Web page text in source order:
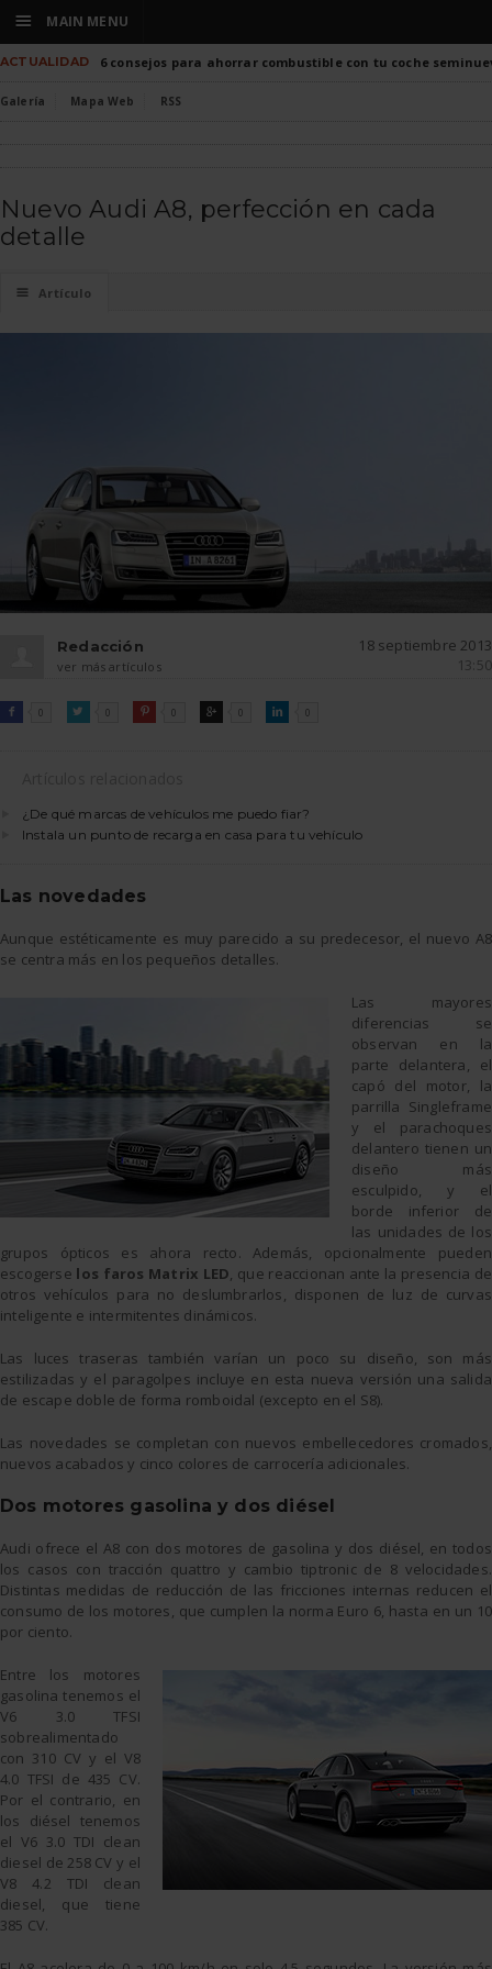
ACTUALIDAD 6 consejos para ahorrar combustible con tu coche
Galería Mapa Web RSS
Nuevo Audi A8, perfección en cada
detalle
☰ Artículo
Redacción
ver más artículos
18 septiembre 2013
13:50

FACEBOOK
0 
TWITTER0 
PINTEREST
0 
GOOGLE0 
LINKEDIN
0
¿De qué marcas de vehículos me puedo fiar?
Instala un punto de recarga en casa para tu vehículo
Las novedades
Aunque estéticamente es muy parecido a su predecesor, el nuevo A8
se centra más en los pequeños detalles.
Las mayores
diferencias se
observan en la
parte delantera, el
capó del motor, la
parrilla Singleframe
y el parachoques
delantero tienen un
diseño más
esculpido, y el
borde inferior de
las unidades de los
grupos ópticos es ahora recto. Además, opcionalmente pueden
escogerse los faros Matrix LED , que reaccionan ante la presencia de
otros vehículos para no deslumbrarlos, disponen de luz de curvas
inteligente e intermitentes dinámicos.
Las luces traseras también varían un poco su diseño, son más
estilizadas y el paragolpes incluye en esta nueva versión una salida
de escape doble de forma romboidal (excepto en el S8).
Las novedades se completan con nuevos embellecedores cromados,
nuevos acabados y cinco colores de carrocería adicionales.
Dos motores gasolina y dos diésel
Audi ofrece el A8 con dos motores de gasolina y dos diésel, en todos
los casos con tracción quattro y cambio tiptronic de 8 velocidades.
Distintas medidas de reducción de las fricciones internas reducen el
consumo de los motores, que cumplen la norma Euro 6, hasta en un 10
por ciento.
Entre los motores
gasolina tenemos el
V6 3.0 TFSI
sobrealimentado
con 310 CV y el V8
4.0 TFSI de 435 CV.
Por el contrario, en
los diésel tenemos
el V6 3.0 TDI clean
diesel de 258 CV y el
V8 4.2 TDI clean
diesel, que tiene
385 CV.
☰ MAIN MENU